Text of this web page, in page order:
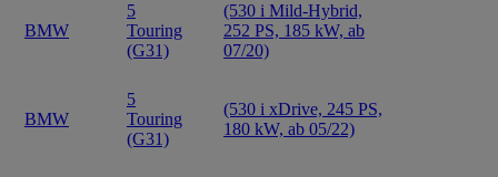
BMW
5
Touring
(G31)
(530 i Mild-Hybrid,
252 PS, 185 kW, ab
07/20)
BMW
5
Touring
(G31)
(530 i xDrive, 245 PS,
180 kW, ab 05/22)